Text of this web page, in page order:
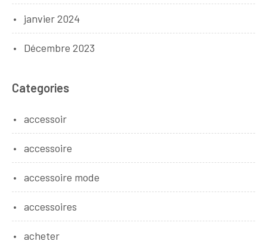
janvier 2024
Décembre 2023
Categories
accessoir
accessoire
accessoire mode
accessoires
acheter